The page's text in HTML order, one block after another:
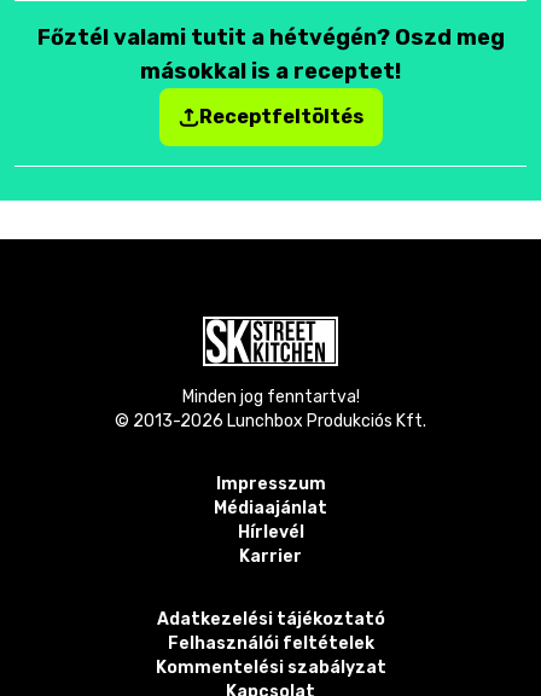
Főztél valami tutit a hétvégén? Oszd meg
másokkal is a receptet!
Receptfeltöltés
Minden jog fenntartva!
© 2013-2026 Lunchbox Produkciós Kft.
Impresszum
Médiaajánlat
Hírlevél
Karrier
Adatkezelési tájékoztató
Felhasználói feltételek
Kommentelési szabályzat
Kapcsolat